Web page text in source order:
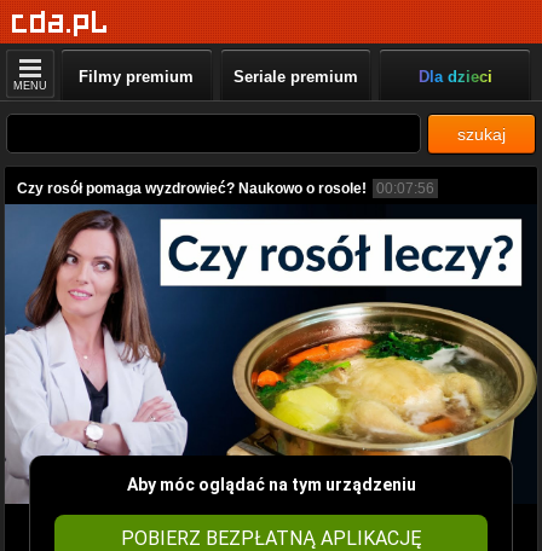
MENU Filmy premium Seriale premium Dla dzieci
szukaj
Czy rosół pomaga wyzdrowieć? Naukowo o rosole! 00:07:56
Aby móc oglądać na tym urządzeniu
POBIERZ BEZPŁATNĄ APLIKACJĘ